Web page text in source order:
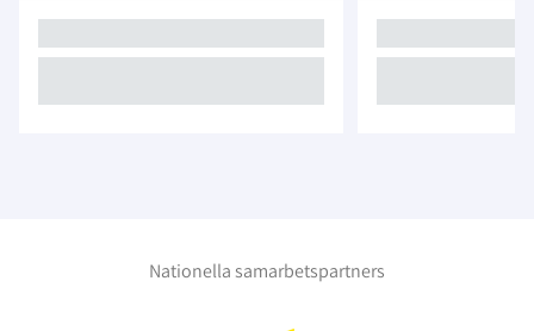
Nationella samarbetspartners